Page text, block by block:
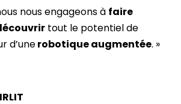
nous engageons à faire
tout le potentiel de
d’unerobotique augmentée. »